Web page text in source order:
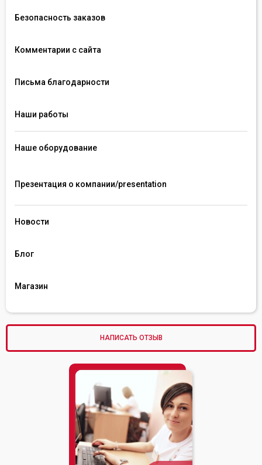
Безопасность заказов
Комментарии с сайта
Письма благодарности
Наши работы
Наше оборудование
Презентация о компании/presentation
Новости
Блог
Магазин
НАПИСАТЬ ОТЗЫВ